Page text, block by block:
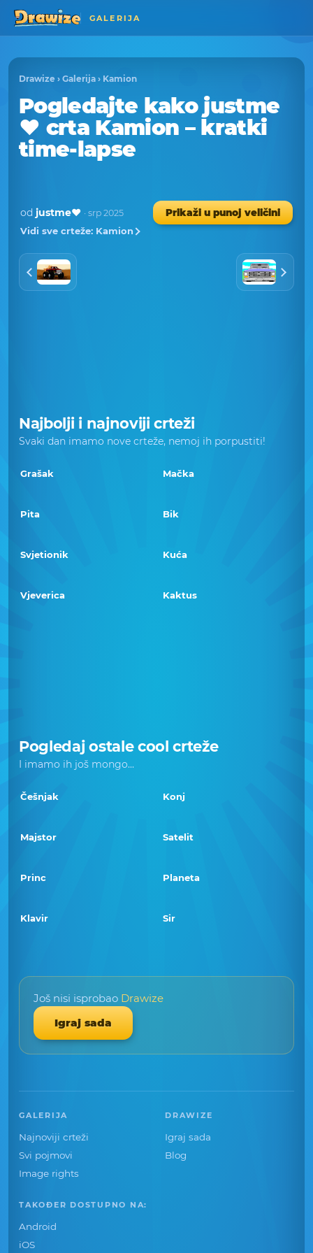
GALERIJA
Drawize › Galerija › Kamion
Pogledajte kako justme
❤️ crta Kamion – kratki
time-lapse
od justme❤️ · srp 2025
Prikaži u punoj veličini
Vidi sve crteže: Kamion
Najbolji i najnoviji crteži
Svaki dan imamo nove crteže, nemoj ih porpustiti!
Grašak Mačka
Pita Bik
Svjetionik Kuća
Vjeverica Kaktus
Pogledaj ostale cool crteže
I imamo ih još mongo...
Češnjak Konj
Majstor Satelit
Princ Planeta
Klavir Sir
Još nisi isprobao Drawize
Igraj sada
GALERIJA
Najnoviji crteži
Svi pojmovi
Image rights
DRAWIZE
Igraj sada
Blog
TAKOĐER DOSTUPNO NA:
Android
iOS